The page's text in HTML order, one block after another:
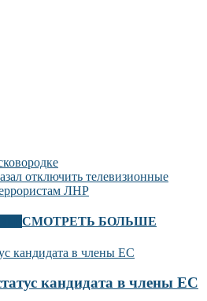
отключить телевизионные
ЛНР
СМОТРЕТЬ БОЛЬШЕ
кандидата в члены ЕС